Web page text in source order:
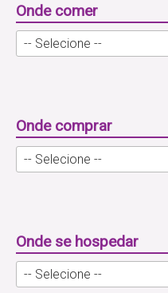
Onde comer
Onde comprar
Onde se hospedar